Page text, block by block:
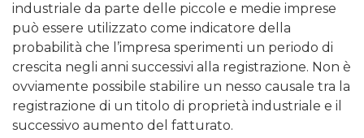
industriale da parte delle piccole e medie imprese
può essere utilizzato come indicatore della
probabilità che l’impresa sperimenti un periodo di
crescita negli anni successivi alla registrazione. Non è
ovviamente possibile stabilire un nesso causale tra la
registrazione di un titolo di proprietà industriale e il
successivo aumento del fatturato.